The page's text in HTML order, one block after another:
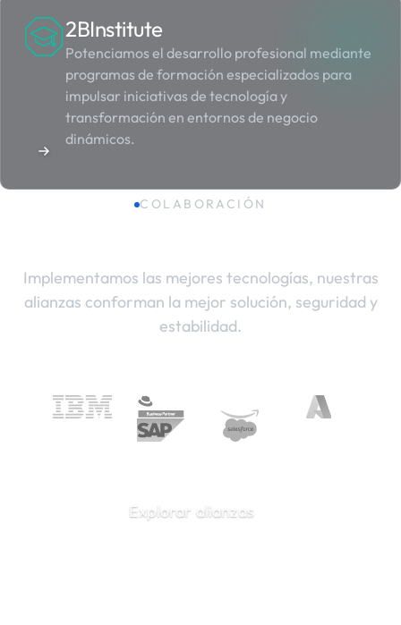
2BInstitute
Potenciamos el desarrollo profesional mediante
programas de formación especializados para
impulsar iniciativas de tecnología y
transformación en entornos de negocio
dinámicos.
COLABORACIÓN
Implementamos las mejores tecnologías, nuestras
alianzas conforman la mejor solución, seguridad y
estabilidad.
Explorar alianzas